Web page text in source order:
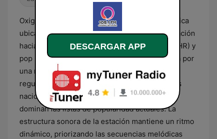
Oxigeno 105.1 Barinas es una emisora radiofónica
ubicada en Venezuela que orienta su programación
hacia el formato de éxitos contemporáneos (CHR) y
pop latino. Su contenido musical se caracteriza por
una rotación constante de géneros urbanos,
reguetón y pop, incluyendo tanto producciones
nacionales como éxitos internacionales que
dominan las listas de popularidad actuales. La
estructura sonora de la estación mantiene un ritmo
dinámico, priorizando las secuencias melódicas
DESCARGAR APP